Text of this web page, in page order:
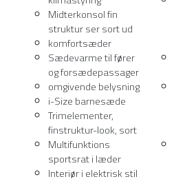
Midterkonsol fin
struktur ser sort ud
komfortsæder
Sædevarme til fører
og forsædepassager
omgivende belysning
i-Size barnesæde
Trimelementer,
finstruktur-look, sort
Multifunktions
sportsrat i læder
Interiør i elektrisk stil